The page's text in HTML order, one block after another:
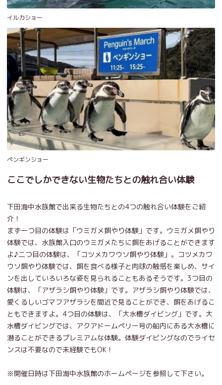
イルカショー
ペンギンショー
ここでしかできない生物たちとの触れ合い体験
下田海中水族館で出来る生物たちとの4つの触れ合い体験をご紹
介！
まず一つ目の体験は「ウミガメ餌やり体験」です。ウミガメ餌やり
体験では、水族館入口のウミガメたちに餌をあげることができます
よ♪二つ目の体験は、「コツメカワウソ餌やり体験」。コツメカワ
ウソ餌やり体験では、餌を食べる様子と肉球の触感を楽しめ、サイ
ンを出していろいろな姿を見られることもあるそうです。3つ目の
体験は、「アザラシ餌やり体験」です。アザラシ餌やり体験では、
愛くるしいゴマフアザラシを間近で見ることができ、餌をあげるこ
ともできますよ。4つ目の体験は、「大水槽ダイビング」です。大
水槽ダイビングでは、アクアドームペリー号の船内にある大水槽に
潜ることができるプレミアムな体験。体験ダイビングなのでライセ
ンスは不要なので未経験でもOK！
※開催日時は下田海中水族館のホームページを参照して下さい。